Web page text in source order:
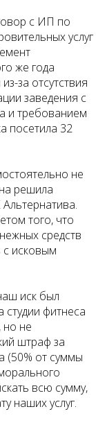
с ИП по
услуг
же года
за отсутствия
заведения с
и требованием
посетила 32
не
решила
того, что
средств
исковым
иск был
студии фитнеса
но не
штраф за
(50% от суммы
всю сумму,
наших услуг.